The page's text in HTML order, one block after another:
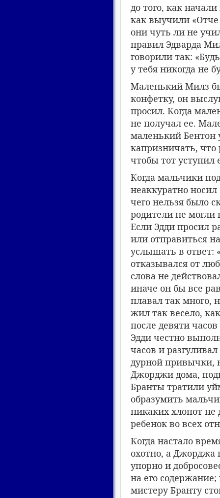
до того, как
как выучили
они чуть ли не
правил Эдварда
говорили так:
у тебя никогда не
Маленький Милз
конфетку, он
просил. Когда
не получал ее.
маленький Бентон
капризничать, что
чтобы тот уступил
Когда мальчики
неаккуратно
чего нельзя было
родители не могли
Если Эдди просил
или отправиться
услышать в ответ:
отказывался от
слова не
иначе он бы все
плавал так много,
жил так весело,
после девяти
Эдди честно
часов и
дурной привычки,
Джорджи дома,
Бранты тратили
образумить
никаких хлопот
ребенок во всех
Когда настало
охотно, а Джорджа
упорно и
на его
мистеру Бранту